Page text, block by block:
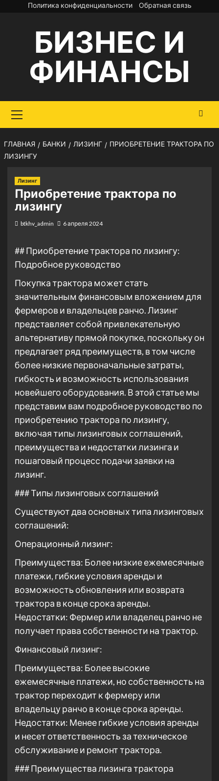
Перейти
содержимому
Политика конфиденциальности Обратная связь
БИЗНЕС И
ФИНАНСЫ
меню
ГЛАВНАЯ БАНКИ ЛИЗИНГ
ПРИОБРЕТЕНИЕ ТРАКТОРА ПО
ЛИЗИНГУ
Лизинг
Приобретение трактора по
лизингу
btkhv_admin 6 апреля 2024
## Приобретение трактора по лизингу:
Подробное руководство
Покупка трактора может стать
значительным финансовым вложением для
фермеров и владельцев ранчо. Лизинг
представляет собой привлекательную
альтернативу прямой покупке, поскольку он
предлагает ряд преимуществ, в том числе
более низкие первоначальные затраты,
гибкость и возможность использования
новейшего оборудования. В этой статье мы
представим вам подробное руководство по
приобретению трактора по лизингу,
включая типы лизинговых соглашений,
преимущества и недостатки лизинга и
пошаговый процесс подачи заявки на
лизинг.
### Типы лизинговых соглашений
Существуют два основных типа лизинговых
соглашений:
Операционный лизинг:
Преимущества: Более низкие ежемесячные
платежи, гибкие условия аренды и
возможность обновления или возврата
трактора в конце срока аренды.
Недостатки: Фермер или владелец ранчо не
получает права собственности на трактор.
Финансовый лизинг:
Преимущества: Более высокие
ежемесячные платежи, но собственность на
трактор переходит к фермеру или
владельцу ранчо в конце срока аренды.
Недостатки: Менее гибкие условия аренды
и несет ответственность за техническое
обслуживание и ремонт трактора.
### Преимущества лизинга трактора